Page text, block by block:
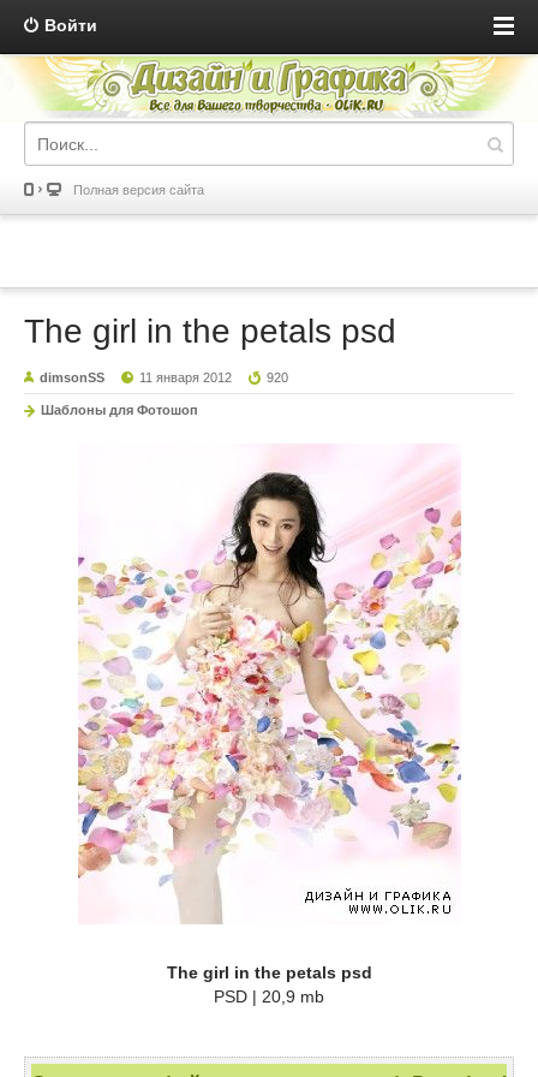
Войти
Полная версия сайта
The girl in the petals psd
dimsonSS 11 января 2012 920
Шаблоны для Фотошоп
The girl in the petals psd
PSD | 20,9 mb